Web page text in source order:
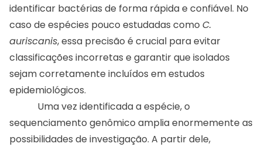
identificar bactérias de forma rápida e confiável. No
caso de espécies pouco estudadas como C.
auriscanis, essa precisão é crucial para evitar
classificações incorretas e garantir que isolados
sejam corretamente incluídos em estudos
epidemiológicos.
Uma vez identificada a espécie, o
sequenciamento genômico amplia enormemente as
possibilidades de investigação. A partir dele,